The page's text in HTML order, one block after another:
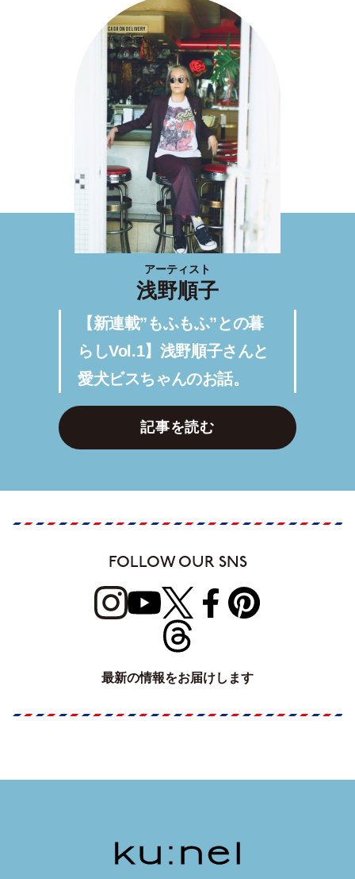
アーティスト
浅野順子
【新連載”もふもふ”との暮
らしVol.1】浅野順子さんと
愛犬ビスちゃんのお話。
記事を読む
FOLLOW OUR SNS
最新の情報をお届けします